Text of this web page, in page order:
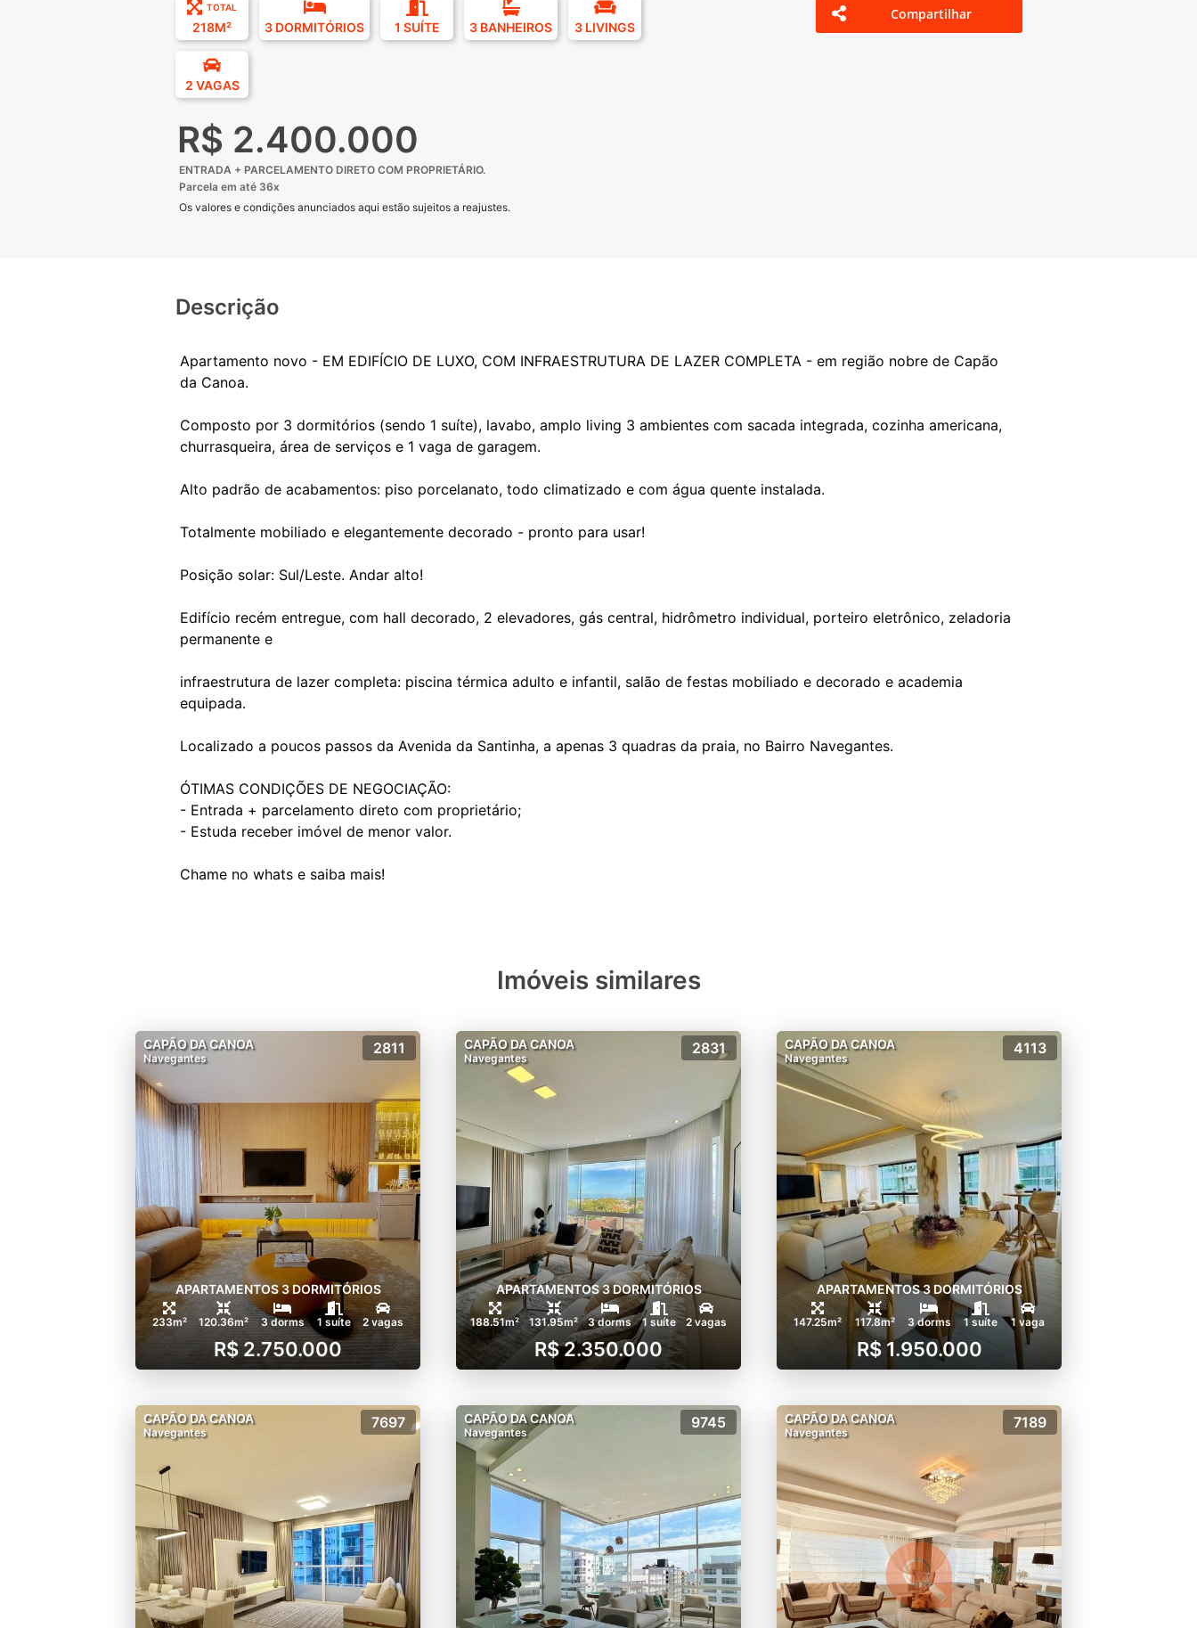
TOTAL
218M² 3 DORMITÓRIOS 1 SUÍTE 3 BANHEIROS 3 LIVINGS
2 VAGAS
R$ 2.400.000
ENTRADA + PARCELAMENTO DIRETO COM PROPRIETÁRIO.
Parcela em até 36x
Os valores e condições anunciados aqui estão sujeitos a reajustes.
Compartilhar
Descrição
Apartamento novo - EM EDIFÍCIO DE LUXO, COM INFRAESTRUTURA DE LAZER COMPLETA - em região nobre de Capão
da Canoa.
Composto por 3 dormitórios (sendo 1 suíte), lavabo, amplo living 3 ambientes com sacada integrada, cozinha americana,
churrasqueira, área de serviços e 1 vaga de garagem.
Alto padrão de acabamentos: piso porcelanato, todo climatizado e com água quente instalada.
Totalmente mobiliado e elegantemente decorado - pronto para usar!
Posição solar: Sul/Leste. Andar alto!
Edifício recém entregue, com hall decorado, 2 elevadores, gás central, hidrômetro individual, porteiro eletrônico, zeladoria
permanente e
infraestrutura de lazer completa: piscina térmica adulto e infantil, salão de festas mobiliado e decorado e academia
equipada.
Localizado a poucos passos da Avenida da Santinha, a apenas 3 quadras da praia, no Bairro Navegantes.
ÓTIMAS CONDIÇÕES DE NEGOCIAÇÃO:
- Entrada + parcelamento direto com proprietário;
- Estuda receber imóvel de menor valor.
Imóveis similares
CAPÃO DA CANOA
Navegantes
2811
APARTAMENTOS 3 DORMITÓRIOS
233m² 120.36m² 3 dorms 1 suíte 2 vagas
R$ 2.750.000
CAPÃO DA CANOA
Navegantes
2831
APARTAMENTOS 3 DORMITÓRIOS
188.51m² 131.95m² 3 dorms 1 suíte 2 vagas
R$ 2.350.000
CAPÃO DA CANOA
Navegantes
4113
APARTAMENTOS 3 DORMITÓRIOS
147.25m² 117.8m² 3 dorms 1 suíte 1 vaga
R$ 1.950.000
CAPÃO DA CANOA
Navegantes
7697 CAPÃO DA CANOA
Navegantes
9745 CAPÃO DA CANOA
Navegantes
7189